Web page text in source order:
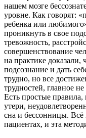
нашем мозге
уровне. Как говорят:
ребенка или
проникнуть в свое
тревожность,
совершенствование
на практике доказали,
подсознание и дать
трудно, но все
трудностей, главное
Есть простые правила,
утери,
сна и бессонницы. Всё
пациентах, и эта